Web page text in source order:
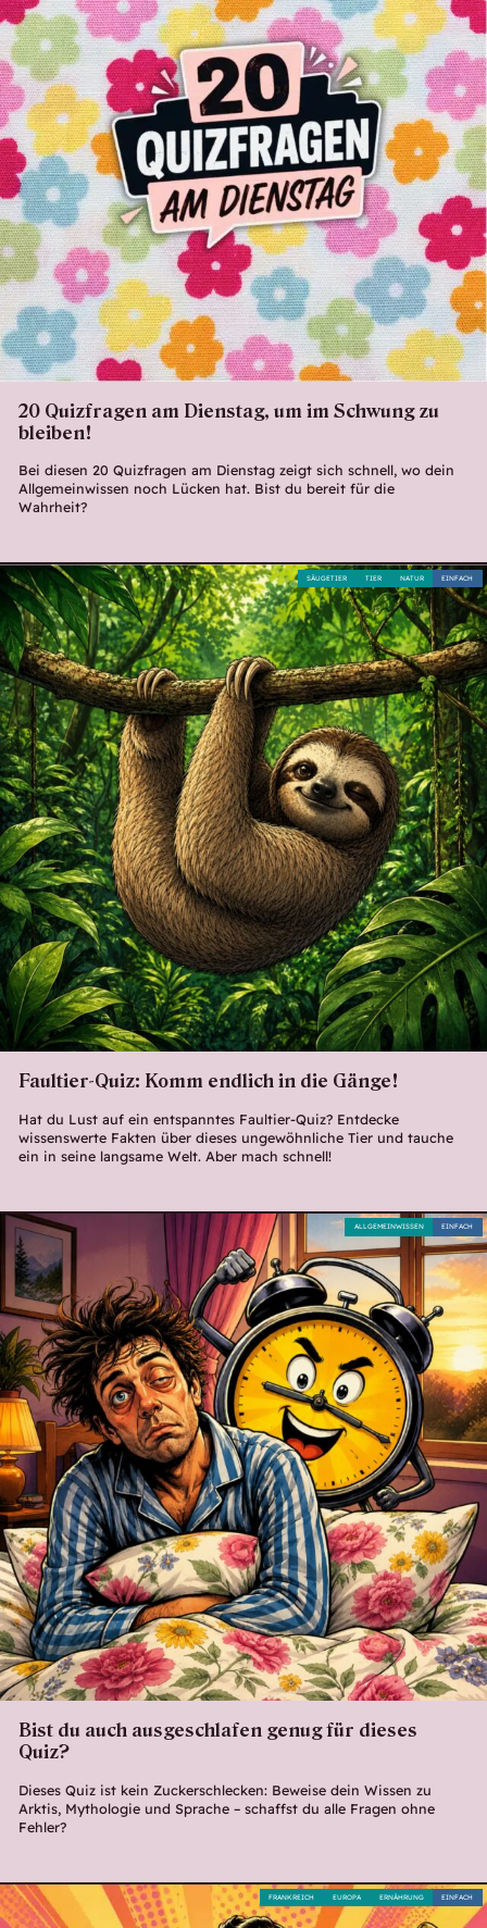
20 Quizfragen am Dienstag, um im Schwung zu
bleiben!
Bei diesen 20 Quizfragen am Dienstag zeigt sich schnell, wo dein
Allgemeinwissen noch Lücken hat. Bist du bereit für die
Wahrheit?
Faultier-Quiz: Komm endlich in die Gänge!
Hat du Lust auf ein entspanntes Faultier-Quiz? Entdecke
wissenswerte Fakten über dieses ungewöhnliche Tier und tauche
ein in seine langsame Welt. Aber mach schnell!
EINFACH
NATUR
TIER
SÄUGETIER
Bist du auch ausgeschlafen genug für dieses
Quiz?
Dieses Quiz ist kein Zuckerschlecken: Beweise dein Wissen zu
Arktis, Mythologie und Sprache – schaffst du alle Fragen ohne
Fehler?
EINFACH
ALLGEMEINWISSEN
EINFACH
ERNÄHRUNG
EUROPA
FRANKREICH